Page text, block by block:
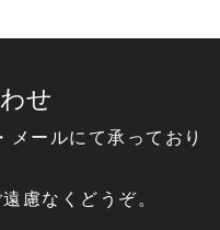
せ
メールにて承っており
慮なくどうぞ。